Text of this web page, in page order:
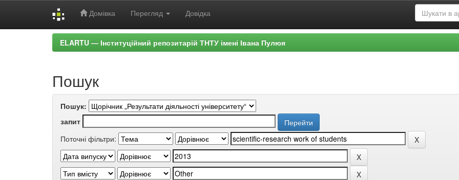
Домівка Перегляд Довідка
ELARTU — Інституційний репозитарій ТНТУ імені Івана Пулюя
Пошук
Пошук:
запит
Поточні фільтри: